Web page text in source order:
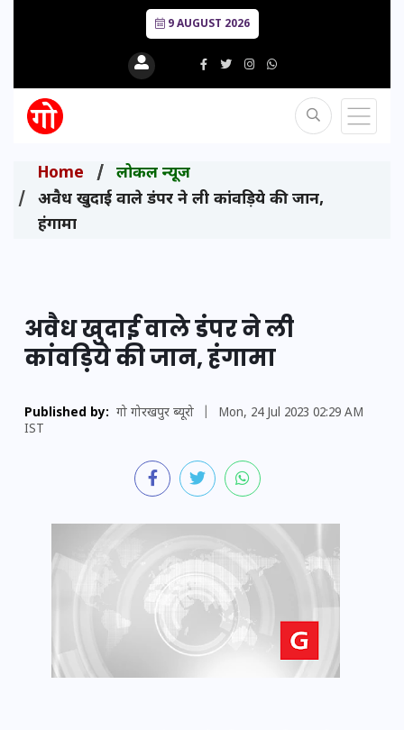
9 AUGUST 2026
Home
लोकल न्यूज
अवैध खुदाई वाले डंपर ने ली कांवड़िये की जान,
हंगामा
अवैध खुदाई वाले डंपर ने ली
कांवड़िये की जान, हंगामा
Published by: गो गोरखपुर ब्यूरो
Mon, 24 Jul 2023 02:29 AM
IST